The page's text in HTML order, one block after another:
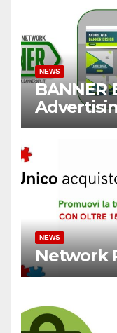
NEWS
BANNER
NEWS
Network